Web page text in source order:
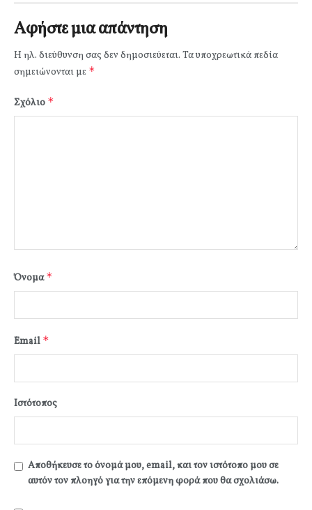
Αφήστε μια απάντηση
Η ηλ. διεύθυνση σας δεν δημοσιεύεται. Τα υποχρεωτικά πεδία
σημειώνονται με *
Σχόλιο *
Όνομα*
Email *
Ιστότοπος
Αποθήκευσε το όνομά μου, email, και τον ιστότοπο μου σε
αυτόν τον πλοηγό για την επόμενη φορά που θα σχολιάσω.